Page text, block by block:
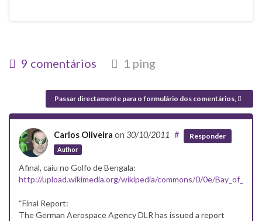
9 comentários 1 ping
Passar directamente para o formulário dos comentários,
Carlos Oliveira on 30/10/2011
Author
# Responder
Afinal, caiu no Golfo de Bengala:
http://upload.wikimedia.org/wikipedia/commons/0/0e/
“Final Report:
The German Aerospace Agency DLR has issued a report